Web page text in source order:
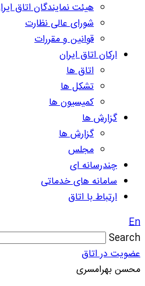
هیئت نمایندگان اتاق
شورای عالی نظارت
قوانین و مقررات
ارکان اتاق ایران
اتاق ها
تشکل ها
کمیسیون ها
گزارش ها
گزارش ها
مجلس
چندرسانه ای
سامانه های خدماتی
ارتباط با اتاق
En
Search
عضویت در اتاق
محسن بهرامسری